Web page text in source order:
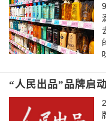
“人民出品”品牌启